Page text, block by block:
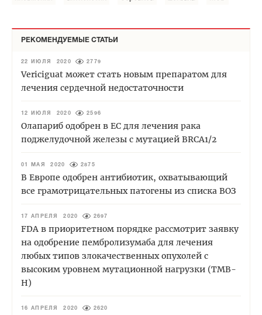
РЕКОМЕНДУЕМЫЕ СТАТЬИ
22 ИЮЛЯ 2020 2779
Vericiguat может стать новым препаратом для
лечения сердечной недостаточности
12 ИЮЛЯ 2020 2596
Олапариб одобрен в ЕС для лечения рака
поджелудочной железы с мутацией BRCA1/2
01 МАЯ 2020 2875
В Европе одобрен антибиотик, охватывающий
все грамотрицательных патогены из списка ВОЗ
17 АПРЕЛЯ 2020 2697
FDA в приоритетном порядке рассмотрит заявку
на одобрение пембролизумаба для лечения
любых типов злокачественных опухолей с
высоким уровнем мутационной нагрузки (TMB-
H)
16 АПРЕЛЯ 2020 2620